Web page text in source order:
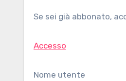
Se sei già abbonato,
Accesso
Nome utente